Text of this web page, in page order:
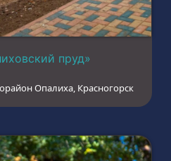
пруд»
Опалиха, Красногорск